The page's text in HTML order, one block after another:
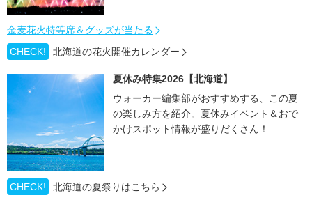
金麦花火特等席＆グッズが当たる
CHECK!
北海道の花火開催カレンダー
夏休み特集2026【北海道】
ウォーカー編集部がおすすめする、この夏
の楽しみ方を紹介。夏休みイベント＆おで
かけスポット情報が盛りだくさん！
CHECK! 北海道の夏祭りはこちら